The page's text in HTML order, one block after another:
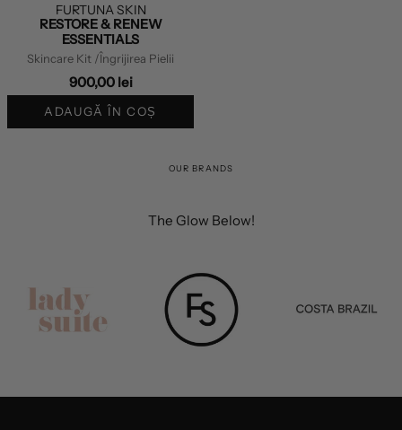
FURTUNA SKIN
RESTORE & RENEW
ESSENTIALS
Skincare Kit /Îngrijirea Pielii
900,00 lei
ADAUGĂ ÎN COȘ
OUR BRANDS
The Glow Below!